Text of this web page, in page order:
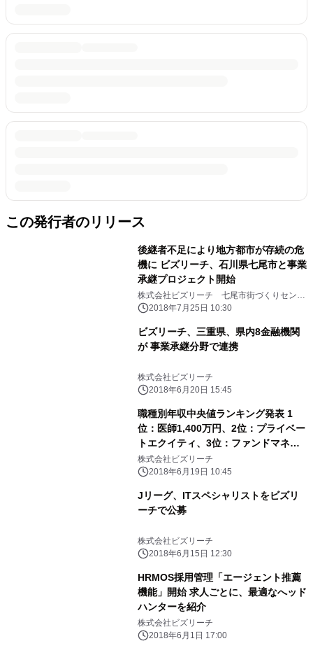
この発行者のリリース
後継者不足により地方都市が存続の危
機に ビズリーチ、石川県七尾市と事業
承継プロジェクト開始
株式会社ビズリーチ 七尾市街づくりセンタ
ー株式会社
2018年7月25日 10:30
ビズリーチ、三重県、県内8金融機関
が 事業承継分野で連携
株式会社ビズリーチ
2018年6月20日 15:45
職種別年収中央値ランキング発表 1
位：医師1,400万円、2位：プライベー
トエクイティ、3位：ファンドマネー
ジャー/財務アドバイザリー（求人検索
エンジン「スタンバイ」調べ）
株式会社ビズリーチ
2018年6月19日 10:45
Jリーグ、ITスペシャリストをビズリ
ーチで公募
株式会社ビズリーチ
2018年6月15日 12:30
HRMOS採用管理「エージェント推薦
機能」開始 求人ごとに、最適なへッド
ハンターを紹介
株式会社ビズリーチ
2018年6月1日 17:00